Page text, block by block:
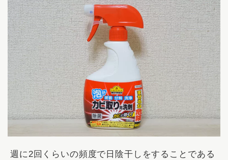
週に2回くらいの頻度で日陰干しをすることである